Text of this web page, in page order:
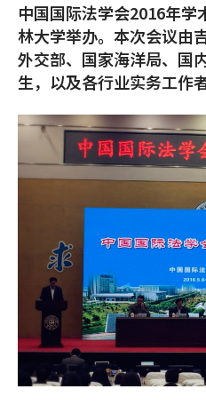
中国国际法学会2016年
林大学举办。本次会议由
外交部、国家海洋局、国
生，以及各行业实务工作